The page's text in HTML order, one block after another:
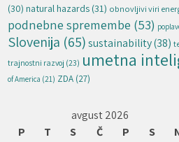
(30) natural hazards (31) obnovljivi viri
podnebne spremembe (53)
Slovenija (65) sustainability(38)
trajnostni razvoj (23) umetna
of America (21) ZDA (27)
avgust 2026
P
T S Č P S